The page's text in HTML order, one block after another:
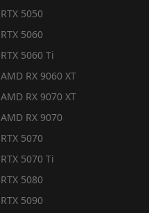
RTX 5050
RTX 5060
RTX 5060 Ti
AMD RX 9060 XT
AMD RX 9070 XT
AMD RX 9070
RTX 5070
RTX 5070 Ti
RTX 5080
RTX 5090